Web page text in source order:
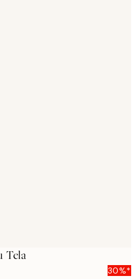
Tela
30%*